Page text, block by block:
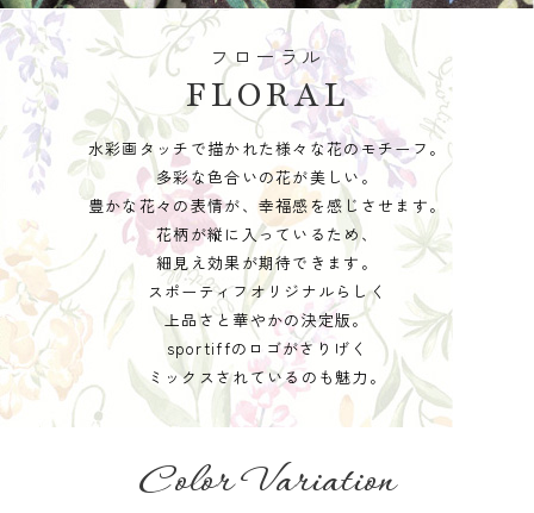
フローラル
FLORAL
水彩画タッチで描かれた様々な花のモチーフ。
多彩な色合いの花が美しい。
豊かな花々の表情が、幸福感を感じさせます。
花柄が縦に入っているため、
細見え効果が期待できます。
スポーティフオリジナルらしく
上品さと華やかの決定版。
sportiffのロゴがさりげく
ミックスされているのも魅力。
Color Variation